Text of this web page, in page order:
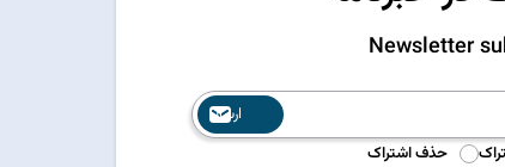
Newsletter
ارسال
حذف اشتراک